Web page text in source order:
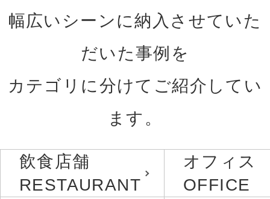
幅広いシーンに納入させていた
だいた事例を
カテゴリに分けてご紹介してい
ます。
飲食店舗
RESTAURANT
オフィス
OFFICE